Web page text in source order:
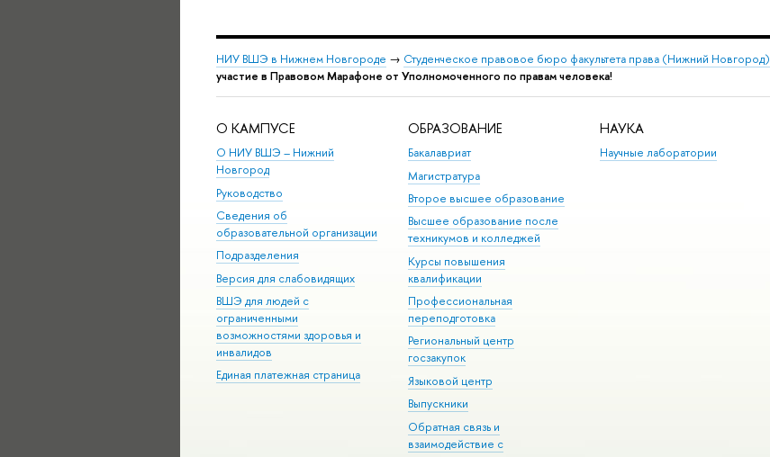
НИУ ВШЭ в Нижнем Новгороде → Студенческое правовое бюро факультета права (Нижний Новгород)
участие в Правовом Марафоне от Уполномоченного по правам человека!
О КАМПУСЕ
О НИУ ВШЭ – Нижний
Новгород
Руководство
Сведения об
образовательной организации
Подразделения
Версия для слабовидящих
ВШЭ для людей с
ограниченными
возможностями здоровья и
инвалидов
Единая платежная страница
ОБРАЗОВАНИЕ
Бакалавриат
Магистратура
Второе высшее образование
Высшее образование после
техникумов и колледжей
Курсы повышения
квалификации
Профессиональная
переподготовка
Региональный центр
госзакупок
Языковой центр
Выпускники
Обратная связь и
взаимодействие с
НАУКА
Научные лаборатории